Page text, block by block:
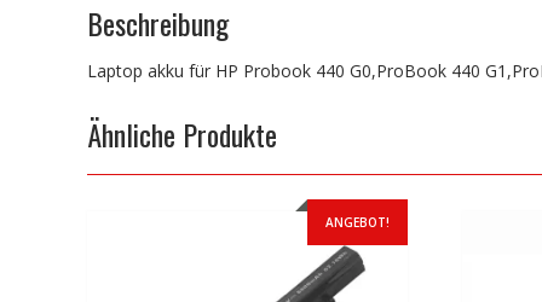
Beschreibung
Laptop akku für HP Probook 440 G0,ProBook 440
Ähnliche Produkte
ANGEBOT!